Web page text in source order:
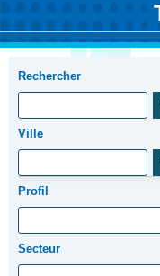
Rechercher
Ville
Profil
Secteur